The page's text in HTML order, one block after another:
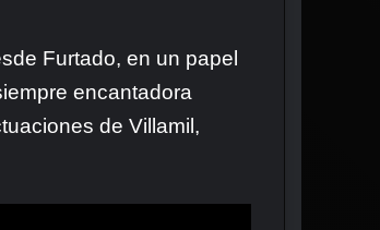
Furtado, en un papel
encantadora
de Villamil,